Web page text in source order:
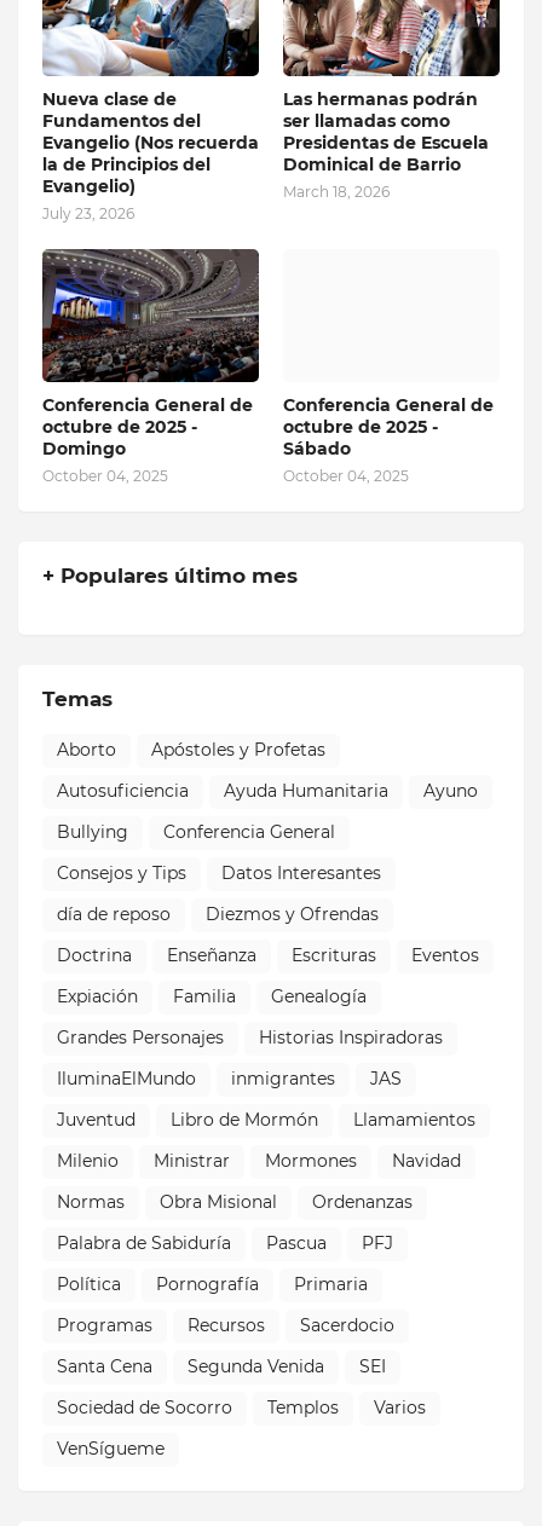
Nueva clase de
Fundamentos del
Evangelio (Nos recuerda
la de Principios del
Evangelio)
July 23, 2026
Las hermanas podrán
ser llamadas como
Presidentas de Escuela
Dominical de Barrio
March 18, 2026
Conferencia General de
octubre de 2025 -
Domingo
October 04, 2025
Conferencia General de
octubre de 2025 -
Sábado
October 04, 2025
+ Populares último mes
Temas
Aborto
Apóstoles y Profetas
Autosuficiencia
Ayuda Humanitaria
Ayuno
Bullying
Conferencia General
Consejos y Tips
Datos Interesantes
día de reposo
Diezmos y Ofrendas
Doctrina
Enseñanza Escrituras
Eventos
Expiación
Familia
Genealogía
Grandes Personajes
Historias Inspiradoras
IluminaElMundo
inmigrantes
JAS
Juventud
Libro de Mormón
Llamamientos
Milenio
Ministrar Mormones
Navidad
Normas
Obra Misional
Ordenanzas
Palabra de Sabiduría
Pascua
PFJ
Política
Pornografía
Primaria
Programas
Recursos
Sacerdocio
Santa Cena
Segunda Venida
SEI
Sociedad de Socorro
Templos
Varios
VenSígueme